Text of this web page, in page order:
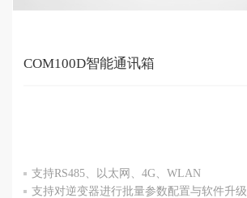
COM100D智能通讯箱
支持RS485、以太网、4G、WLAN
支持对逆变器进行批量参数配置与软件升级